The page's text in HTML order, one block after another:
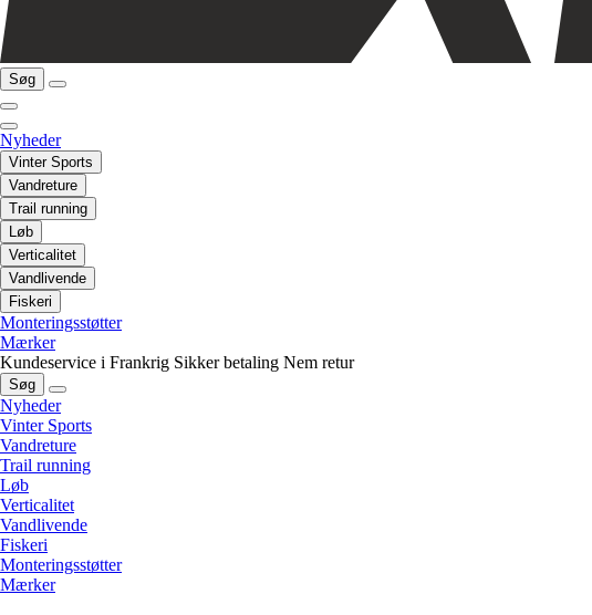
Søg
Nyheder
Vinter Sports
Vandreture
Trail running
Løb
Verticalitet
Vandlivende
Fiskeri
Monteringsstøtter
Mærker
Kundeservice i Frankrig Sikker betaling Nem retur
Søg
Nyheder
Vinter Sports
Vandreture
Trail running
Løb
Verticalitet
Vandlivende
Fiskeri
Monteringsstøtter
Mærker